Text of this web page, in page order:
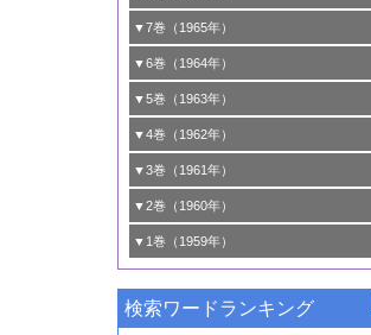
6号 有機合成における錯体触媒
6号 <<通常号>>
4号 第25回触媒討論会
機構
機構
3号 <<通常号>>
4号 <<通常号>>
6号 第23回触媒討論会
2号 <<通常号>>
3号 <<通常号>>
4号 <<通常号>>
6号 第21回触媒討論会
1号 <<通常号>>
2号 <<通常号>>
3号 第19回触媒討論会
4号 <<通常号>>
▼7巻（1965年）
1号 第16回触媒討論会
2号 <<通常号>>
3号 第17回触媒討論会
4号 <<通常号>>
6号 <<通常号>>
▼6巻（1964年）
1号 第14回触媒討論会
2号 錯体触媒シンポジウム
3号 <<通常号>>
4号 第15回触媒討論会
▼5巻（1963年）
1号 <<通常号>>
2号 <<通常号>>
3号 第13回触媒討論会
4号 <<通常号>>
▼4巻（1962年）
1号 第11回触媒討論会
2号 <<通常号>>
3号 <<通常号>>
4号 第12回触媒討論会
▼3巻（1961年）
1号 触媒表面の均一性，不均一性について
2号 第10回触媒討論会
3号 <<通常号>>
4号 <<通常号>>
▼2巻（1960年）
1号 <<通常号>>
2号 第9回触媒討論会
3号 第2回国際触媒会議
▼1巻（1959年）
2号 <<通常号>>
検索ワードランキング